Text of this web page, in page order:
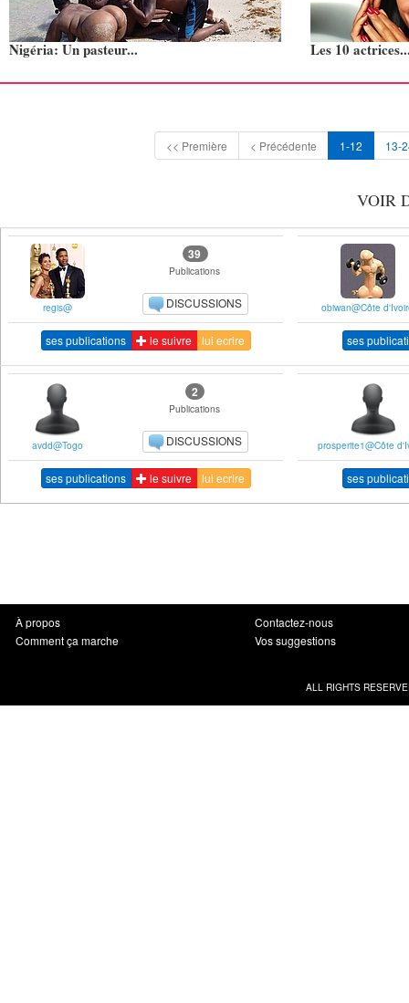
Nigéria: Un pasteur... Les 10
<< Première < Précédente 1-12 13-
VOIR
regis@
39
Publications
DISCUSSIONS
ses publications le suivre lui ecrire
obiwan@Côte
ses
avdd@Togo
2
Publications
DISCUSSIONS
ses publications le suivre lui ecrire
prosperite1@Côte
ses
À propos
Comment ça marche
Contactez-nous
Vos suggestions
ALL RIGHTS